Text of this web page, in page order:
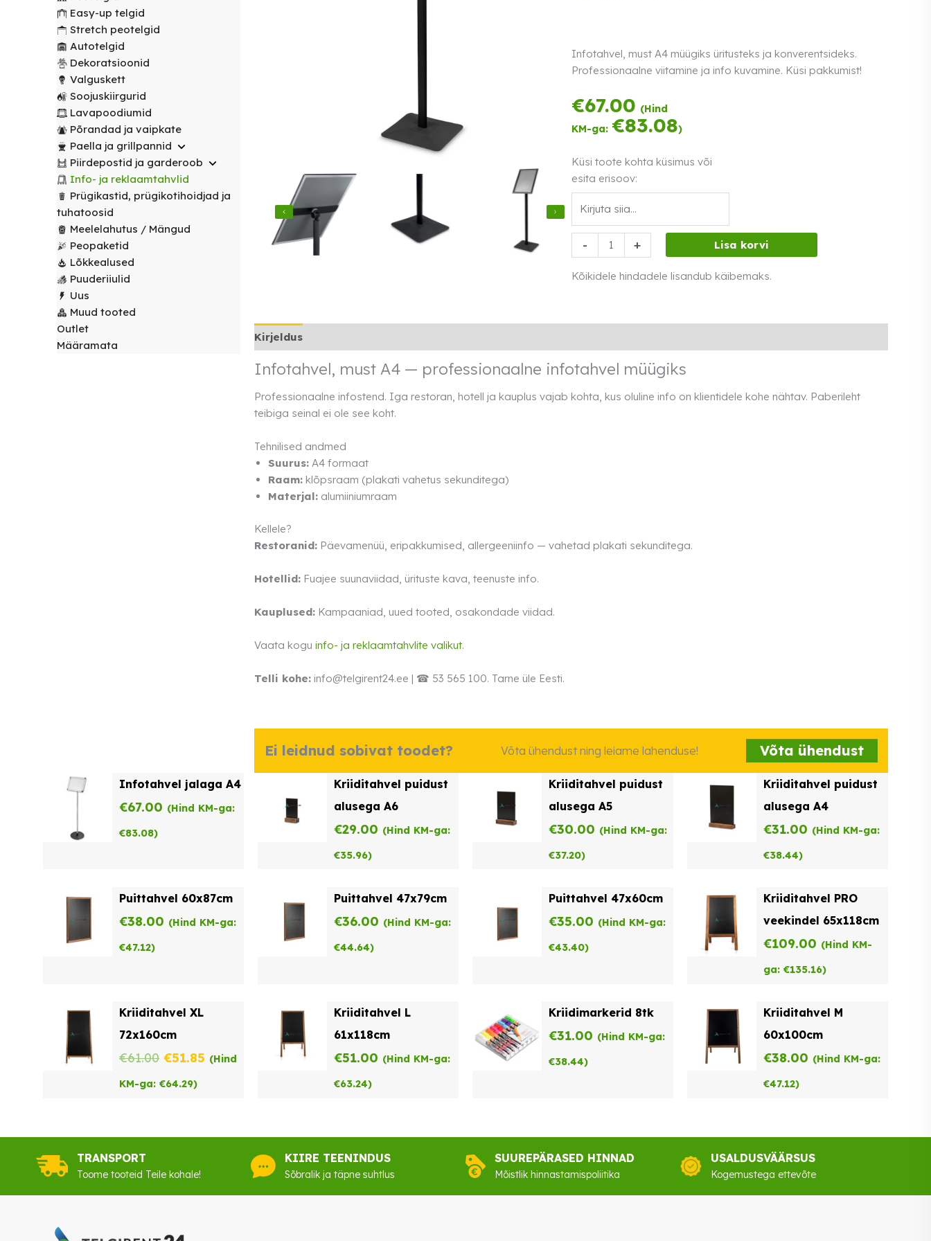
peotelgid
Peomööbel
Laudlinad
toolikatted
Ümmargused
Kandilised
Toolikatted
Servjetid ja
kaunistused
Valgustus
Valguskett POPULAARNE
Lauanõud
Lavapoodiumid
Mängud ja
meelelahutus
Muud
renditooted
Peopaketid
Prügikastid
peotelgid
Peomööbel
transpordikärud
Laudlinad
toolikatted
Ümmargused
laudlinad
Kandilised
Toolikatted
Prügikastid
Riidestanged
Meelelahutus
Puuderiiulid Easy-up telgid
Stretch peotelgid
Autotelgid
Dekoratsioonid
Valguskett
Soojuskiirgurid
Lavapoodiumid
Põrandad ja vaipkate
Paella ja grillpannid
Piirdepostid ja garderoob
Info- ja reklaamtahvlid
Prügikastid, prügikotihoidjad ja
tuhatoosid
Meelelahutus / Mängud
Peopaketid
Lõkkealused
Puuderiiulid
Uus
Muud tooted
Outlet
Määramata
Infotahvel, must A4 müügiks üritusteks ja konverentsideks.
Professionaalne viitamine ja info kuvamine. Küsi pakkumist!
€67.00 (Hind
KM-ga: €83.08)
Küsi toote kohta küsimus või
esita erisoov:
-
Infotahvel,
must
A4
+ Lisa korvi
Kõikidele hindadele lisandub käibemaks.
Kirjeldus
Infotahvel, must A4 — professionaalne infotahvel müügiks
Professionaalne infostend. Iga restoran, hotell ja kauplus vajab kohta, kus oluline info on klientidele kohe nähtav. Paberileht
teibiga seinal ei ole see koht.
Tehnilised andmed
Suurus: A4 formaat
Raam: klõpsraam (plakati vahetus sekunditega)
Materjal: alumiiniumraam
Kellele?
Restoranid: Päevamenüü, eripakkumised, allergeeniinfo — vahetad plakati sekunditega.
Hotellid: Fuajee suunaviidad, ürituste kava, teenuste info.
Kauplused: Kampaaniad, uued tooted, osakondade viidad.
Vaata kogu info- ja reklaamtahvlite valikut.
Telli kohe: info@telgirent24.ee | ☎ 53 565 100. Tarne üle Eesti.
Ei leidnud sobivat toodet? Võta ühendust ning leiame lahenduse! Võta ühendust
Infotahvel jalaga A4
€67.00 (Hind KM-ga:
€83.08)
Kriiditahvel puidust
alusega A6
€29.00 (Hind KM-ga:
€35.96)
Kriiditahvel puidust
alusega A5
€30.00 (Hind KM-ga:
€37.20)
Kriiditahvel puidust
alusega A4
€31.00 (Hind KM-ga:
€38.44)
Puittahvel 60x87cm
€38.00 (Hind KM-ga:
€47.12)
Puittahvel 47x79cm
€36.00 (Hind KM-ga:
€44.64)
Puittahvel 47x60cm
€35.00 (Hind KM-ga:
€43.40)
Kriiditahvel PRO
veekindel 65x118cm
€109.00 (Hind KM-
ga: €135.16)
Kriiditahvel XL
72x160cm
€61.00 Algne
hind
€51.85 Praegune
(Hind
KM-ga: €64.29)
Kriiditahvel L
61x118cm
€51.00 (Hind KM-ga:
€63.24)
Kriidimarkerid 8tk
€31.00 (Hind KM-ga:
€38.44)
Kriiditahvel M
60x100cm
€38.00 (Hind KM-ga:
€47.12)
TRANSPORT
Toome tooteid Teile kohale!
KIIRE TEENINDUS
Sõbralik ja täpne suhtlus
SUUREPÄRASED HINNAD
Mõistlik hinnastamispoliitika
USALDUSVÄÄRSUS
Kogemustega ettevõte